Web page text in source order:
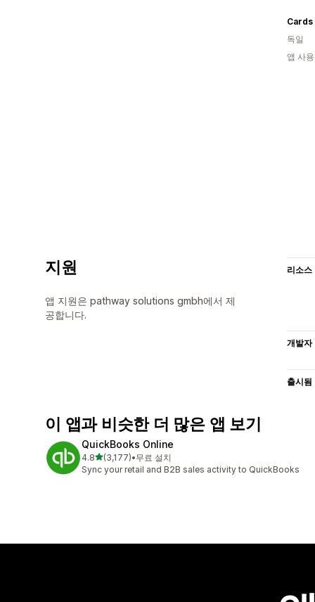
독일
앱 사
지원
앱 지원은 pathway solutions gmbh에서 제
공합니다.
리소스
개발자
출시됨
이 앱과 비슷한 더 많은 앱 보기
QuickBooks Online
4.8별 5개 중
(3,177)
총 리뷰 3177개
•무료 설치
Sync your retail and B2B sales activity to QuickBooks